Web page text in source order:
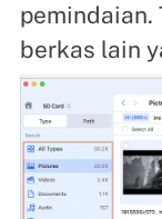
pemindaian.
berkas lain